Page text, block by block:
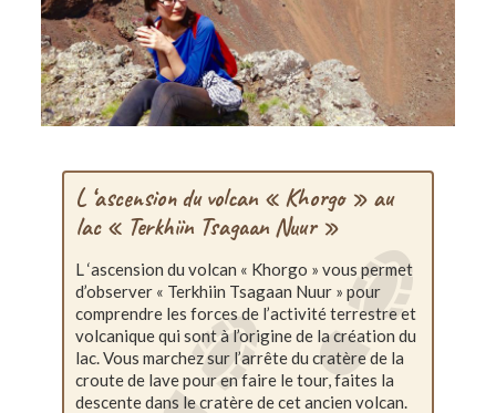
L ‘ascension du volcan « Khorgo » au
lac « Terkhiin Tsagaan Nuur »
L ‘ascension du volcan « Khorgo » vous permet
d’observer « Terkhiin Tsagaan Nuur » pour
comprendre les forces de l’activité terrestre et
volcanique qui sont à l’origine de la création du
lac. Vous marchez sur l’arrête du cratère de la
croute de lave pour en faire le tour, faites la
descente dans le cratère de cet ancien volcan.